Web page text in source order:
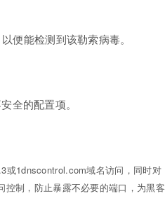
便能检测到该勒索病毒。
全的配置项。
或1dnscontrol.com域名访问，同时对
制，防止暴露不必要的端口，为黑客